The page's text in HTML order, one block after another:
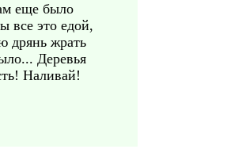
еще было
все это едой,
дрянь жрать
Деревья
Наливай!